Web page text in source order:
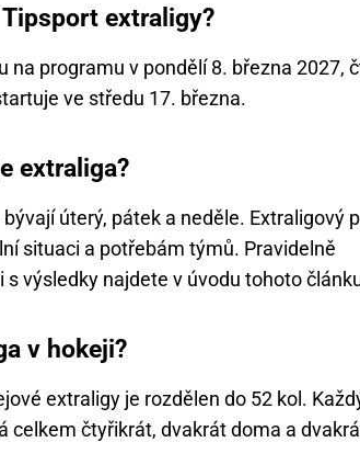
extraligy?
na programu v pondělí 8. března 2027,
ve středu 17. března.
extraliga?
úterý, pátek a neděle. Extraligový
situaci a potřebám týmů. Pravidelně
s výsledky najdete v úvodu tohoto
v hokeji?
extraligy je rozdělen do 52 kol.
celkem čtyřikrát, dvakrát doma a